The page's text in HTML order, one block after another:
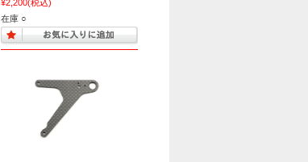
¥2,200(税込)
在庫 ○